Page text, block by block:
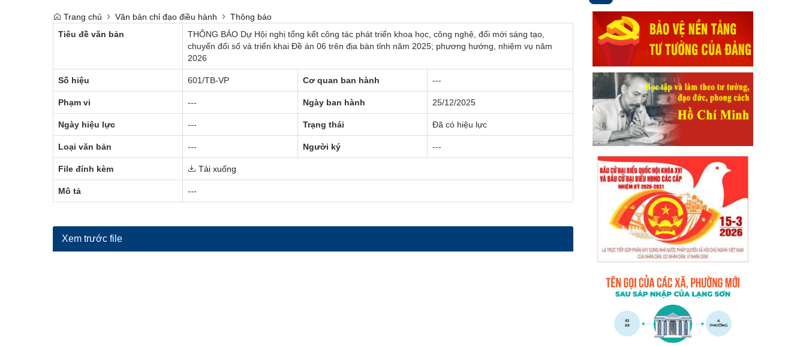
Trang chủ Văn bản chỉ đạo điều hành
Thông báo
Tiêu đề văn bản
THÔNG BÁO Dự Hội nghị tổng kết công tác phát triển khoa học, công nghệ, đổi mới sáng tạo,
chuyển đổi số và triển khai Đề án 06 trên địa bàn tỉnh năm 2025; phương hướng, nhiệm vụ năm
2026
Số hiệu 601/TB-VP Cơ quan ban hành ---
Phạm vi --- Ngày ban hành 25/12/2025
Ngày hiệu lực --- Trạng thái Đã có hiệu lực
Loại văn bản --- Người ký ---
File đính kèm Tải xuống
Mô tả ---
Xem trước file